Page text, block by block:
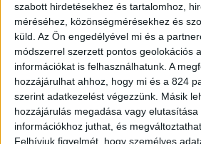
szabott hirdetésekhez és tartalomhoz,
méréséhez, közönségmérésekhez és
küld. Az Ön engedélyével mi és a
módszerrel szerzett pontos geolokációs
információkat is felhasználhatunk. A
hozzájárulhat ahhoz, hogy mi és a 824
szerint adatkezelést végezzünk. Másik
hozzájárulás megadása vagy
információkhoz juthat, és
Felhívjuk figyelmét, hogy személyes
Vezetési élmény,
hozza
Az ötödik generációs hibrid
vezetést, azonnali rekaciókat,
hatékonyságot biztosít a
működés mellett.